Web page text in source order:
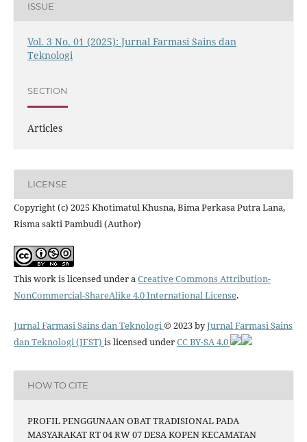
ISSUE
Vol. 3 No. 01 (2025): Jurnal Farmasi Sains dan
Teknologi
SECTION
Articles
LICENSE
Copyright (c) 2025 Khotimatul Khusna, Bima Perkasa Putra Lana,
Risma sakti Pambudi (Author)
This work is licensed under aCreative Commons Attribution-
NonCommercial-ShareAlike 4.0 International License.
Jurnal Farmasi Sains dan Teknologi© 2023 byJurnal Farmasi Sains
dan Teknologi (JFST) is licensed underCC BY-SA 4.0
HOW TO CITE
PROFIL PENGGUNAAN OBAT TRADISIONAL PADA
MASYARAKAT RT 04 RW 07 DESA KOPEN KECAMATAN